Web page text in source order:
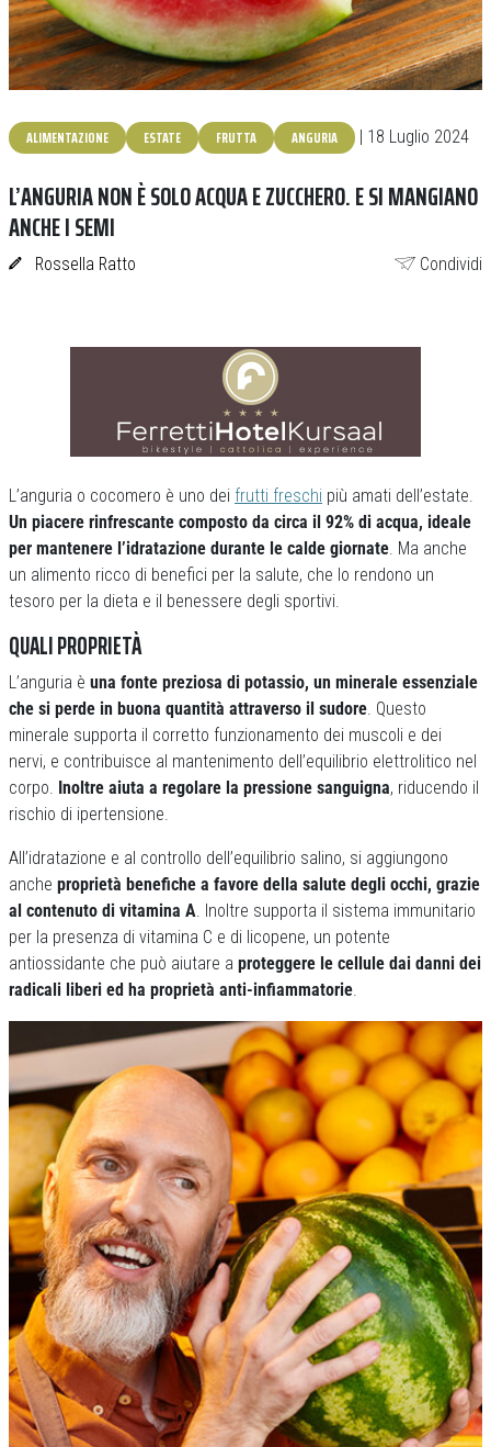
ALIMENTAZIONE ESTATE FRUTTA ANGURIA | 18 Luglio 2024
L’ANGURIA NON È SOLO ACQUA E ZUCCHERO. E SI MANGIANO
ANCHE I SEMI
Rossella Ratto Condividi
L’anguria o cocomero è uno dei frutti freschi più amati dell’estate.
Un piacere rinfrescante composto da circa il 92% di acqua, ideale
per mantenere l’idratazione durante le calde giornate. Ma anche
un alimento ricco di benefici per la salute, che lo rendono un
tesoro per la dieta e il benessere degli sportivi.
QUALI PROPRIETÀ
L’anguria è una fonte preziosa di potassio, un minerale essenziale
che si perde in buona quantità attraverso il sudore. Questo
minerale supporta il corretto funzionamento dei muscoli e dei
nervi, e contribuisce al mantenimento dell’equilibrio elettrolitico nel
corpo. Inoltre aiuta a regolare la pressione sanguigna, riducendo il
rischio di ipertensione.
All’idratazione e al controllo dell’equilibrio salino, si aggiungono
anche proprietà benefiche a favore della salute degli occhi, grazie
al contenuto di vitamina A. Inoltre supporta il sistema immunitario
per la presenza di vitamina C e di licopene, un potente
antiossidante che può aiutare a proteggere le cellule dai danni dei
radicali liberi ed ha proprietà anti-infiammatorie.